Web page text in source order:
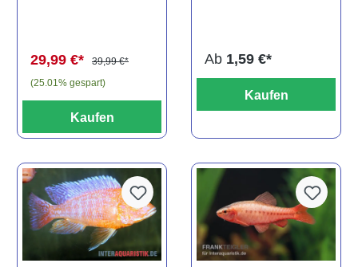
29,99 €*
39,99 €*
(25.01% gespart)
Kaufen
Ab 1,59 €*
Kaufen